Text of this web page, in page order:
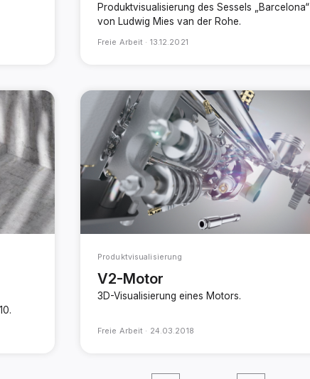
Produktvisualisierung des Sessels „Barcelona“
von Ludwig Mies van der Rohe.
Freie Arbeit · 13.12.2021
Produktvisualisierung
V2-Motor
3D-Visualisierung eines Motors.
Freie Arbeit · 24.03.2018